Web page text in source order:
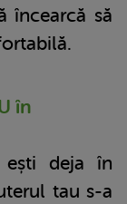
încearcă să
în
deja în
tau s-a